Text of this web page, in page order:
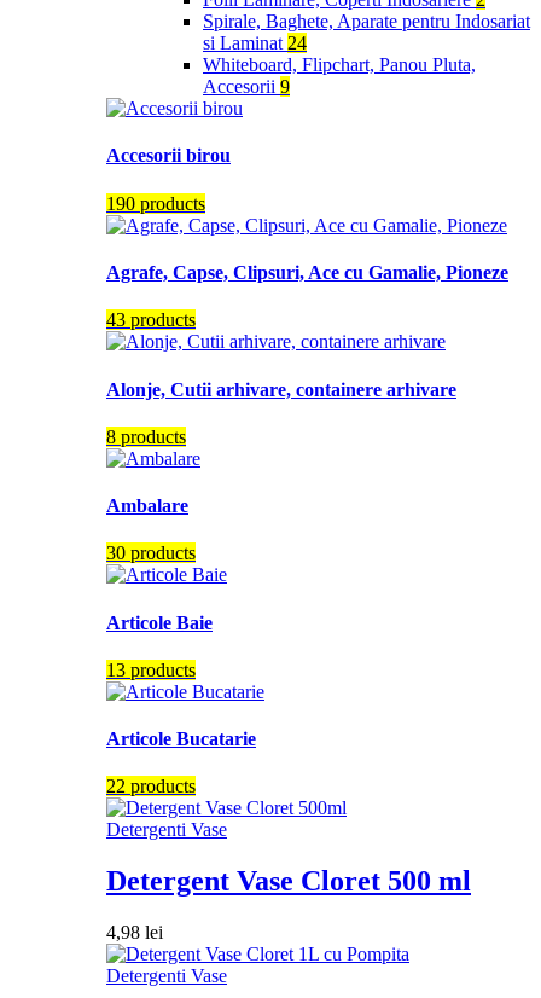
Spirale, Baghete, Aparate pentru Indosariat
si Laminat 24
Whiteboard, Flipchart, Panou Pluta,
Accesorii 9
Accesorii birou
190 products
Agrafe, Capse, Clipsuri, Ace cu Gamalie, Pioneze
43 products
Alonje, Cutii arhivare, containere arhivare
8 products
Ambalare
30 products
Articole Baie
13 products
Articole Bucatarie
22 products
Detergenti Vase
Detergent Vase Cloret 500 ml
4,98 lei
Detergenti Vase